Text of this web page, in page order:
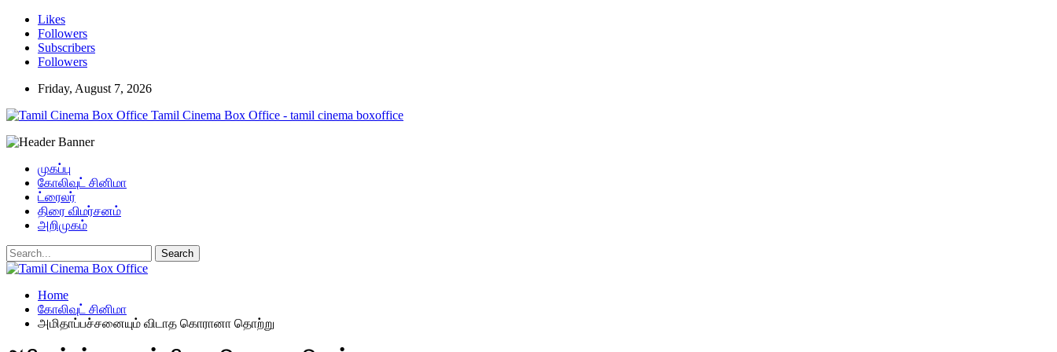
Likes
Followers
Subscribers
Followers
Friday, August 7, 2026
Tamil Cinema Box Office - tamil cinema boxoffice
முகப்பு
கோலிவுட் சினிமா
ட்ரைலர்
திரை விமர்சனம்
அறிமுகம்
Home
கோலிவுட் சினிமா
அமிதாப்பச்சனையும் விடாத கொரானா தொற்று